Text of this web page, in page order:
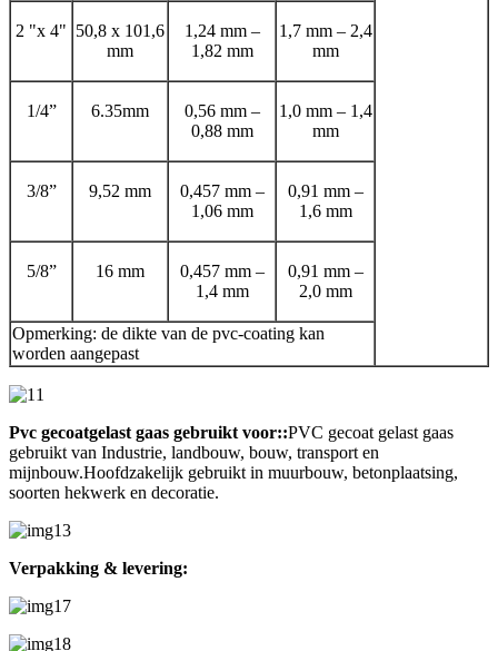
2 "x 4" 50,8 x 101,6
mm
1,24 mm –
1,82 mm
1,7 mm – 2,4
mm
1/4” 6.35mm
0,56 mm –
0,88 mm
1,0 mm – 1,4
mm
3/8” 9,52 mm
0,457 mm –
1,06 mm
0,91 mm –
1,6 mm
5/8” 16 mm
0,457 mm –
1,4 mm
0,91 mm –
2,0 mm
Opmerking: de dikte van de pvc-coating kan
worden aangepast
Pvc gecoatgelast gaas gebruikt voor::PVC gecoat gelast gaas
gebruikt van Industrie, landbouw, bouw, transport en
mijnbouw.Hoofdzakelijk gebruikt in muurbouw, betonplaatsing,
soorten hekwerk en decoratie.
Verpakking & levering: